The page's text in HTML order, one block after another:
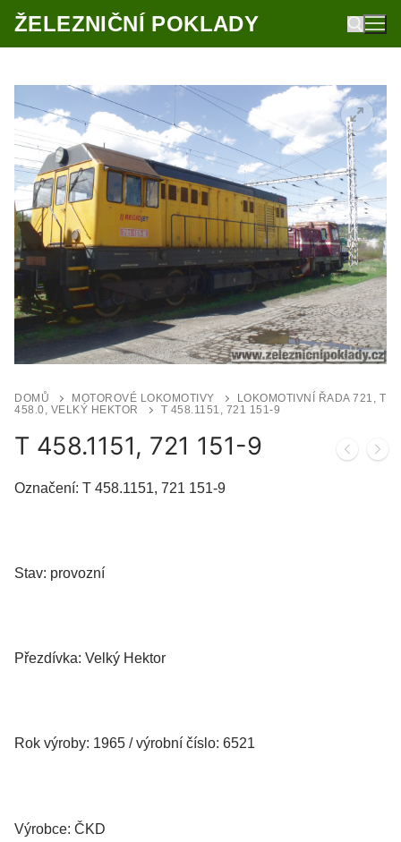
Přeskočit
naŽELEZNIČNÍ POKLADY
Hledat:
DOMŮ MOTOROVÉ LOKOMOTIVY
LOKOMOTIVNÍ ŘADA 721, T
458.0, VELKÝ HEKTOR
T 458.1151, 721 151-9
T 458.1151, 721 151-9
Označení: T 458.1151, 721 151-9
Stav: provozní
Přezdívka: Velký Hektor
Rok výroby: 1965 / výrobní číslo: 6521
Výrobce: ČKD